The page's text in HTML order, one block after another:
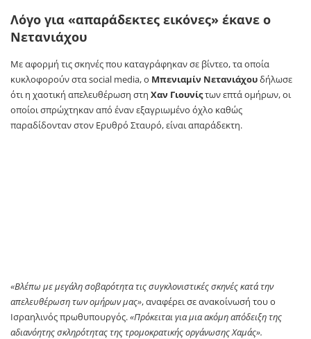
Λόγο για «απαράδεκτες εικόνες» έκανε ο
Νετανιάχου
Με αφορμή τις σκηνές που καταγράφηκαν σε βίντεο, τα οποία
κυκλοφορούν στα social media, ο Μπενιαμίν Νετανιάχουδήλωσε
ότι η χαοτική απελευθέρωση στη Χαν Γιουνίςτων επτά ομήρων, οι
οποίοι σπρώχτηκαν από έναν εξαγριωμένο όχλο καθώς
παραδίδονταν στον Ερυθρό Σταυρό, είναι απαράδεκτη.
«Βλέπω με μεγάλη σοβαρότητα τις συγκλονιστικές σκηνές κατά την
απελευθέρωση των ομήρων μας», αναφέρει σε ανακοίνωσή του ο
Ισραηλινός πρωθυπουργός.«Πρόκειται για μια ακόμη απόδειξη της
αδιανόητης σκληρότητας της τρομοκρατικής οργάνωσης Χαμάς».